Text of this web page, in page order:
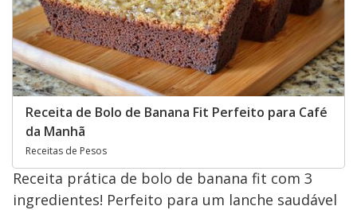
Receita de Bolo de Banana Fit Perfeito para Café
da Manhã
Receitas de Pesos
Receita prática de bolo de banana fit com 3
ingredientes! Perfeito para um lanche saudável